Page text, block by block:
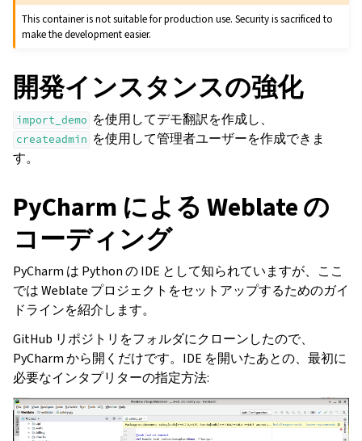
This container is not suitable for production use. Security is sacrificed to
make the development easier.
開発インスタンスの強化
import_demo を使用してデモ翻訳を作成し、
createadmin を使用して管理者ユーザーを作成できま
す。
PyCharm による Weblate の
コーディング
PyCharm は Python の IDE として知られていますが、ここ
では Weblate プロジェクトをセットアップするためのガイ
ドラインを紹介します。
GitHub リポジトリをフォルダにクローンしたので、
PyCharm から開くだけです。IDE を開いたあとの、最初に
必要なインタプリターの指定方法: